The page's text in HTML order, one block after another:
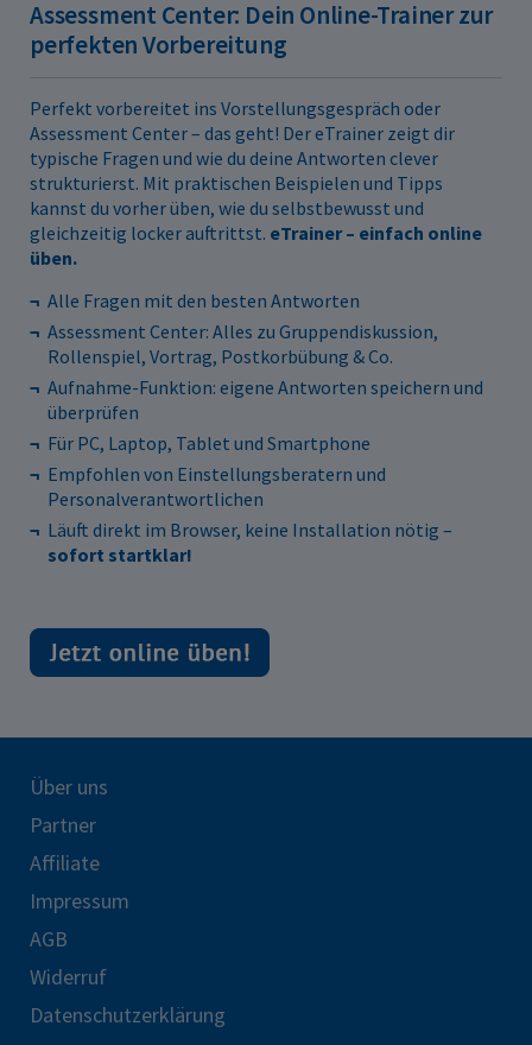
Assessment Center: Dein Online-Trainer zur
perfekten Vorbereitung
Perfekt vorbereitet ins Vorstellungsgespräch oder
Assessment Center – das geht! Der eTrainer zeigt dir
typische Fragen und wie du deine Antworten clever
strukturierst. Mit praktischen Beispielen und Tipps
kannst du vorher üben, wie du selbstbewusst und
gleichzeitig locker auftrittst. eTrainer – einfach online
üben.
Alle Fragen mit den besten Antworten
Assessment Center: Alles zu Gruppendiskussion,
Rollenspiel, Vortrag, Postkorbübung & Co.
Aufnahme-Funktion: eigene Antworten speichern und
überprüfen
Für PC, Laptop, Tablet und Smartphone
Empfohlen von Einstellungsberatern und
Personalverantwortlichen
Läuft direkt im Browser, keine Installation nötig –
sofort startklar!
Über uns
Partner
Affiliate
Impressum
AGB
Widerruf
Datenschutzerklärung